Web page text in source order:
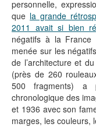
personnelle,
que la grande
2011 avait si bien
négatifs à la
menée sur les
de l’architecture et
(près de 260
500 fragments) a
chronologique des
et 1936 avec son
marges, les